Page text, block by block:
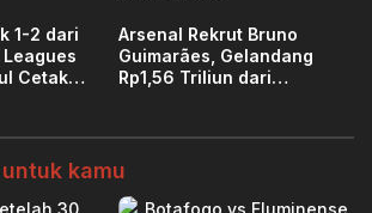
1-2 dari
Cetak
Arsenal Rekrut Bruno
Guimarães, Gelandang
Rp1,56 Triliun dari
kamu